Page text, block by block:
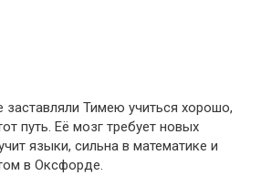
заставляли Тимею учиться хорошо,
путь. Её мозг требует новых
языки, сильна в математике и
в Оксфорде.